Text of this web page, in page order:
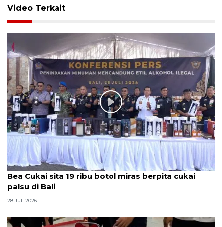
Video Terkait
Bea Cukai sita 19 ribu botol miras berpita cukai
palsu di Bali
28 Juli 2026